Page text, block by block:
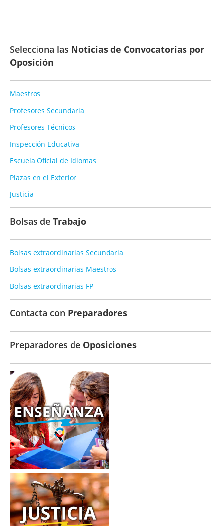
Selecciona las Noticias de Convocatorias por
Oposición
Maestros
Profesores Secundaria
Profesores Técnicos
Inspección Educativa
Escuela Oficial de Idiomas
Plazas en el Exterior
Justicia
Bolsas de Trabajo
Bolsas extraordinarias Secundaria
Bolsas extraordinarias Maestros
Bolsas extraordinarias FP
Contacta con Preparadores
Preparadores de Oposiciones